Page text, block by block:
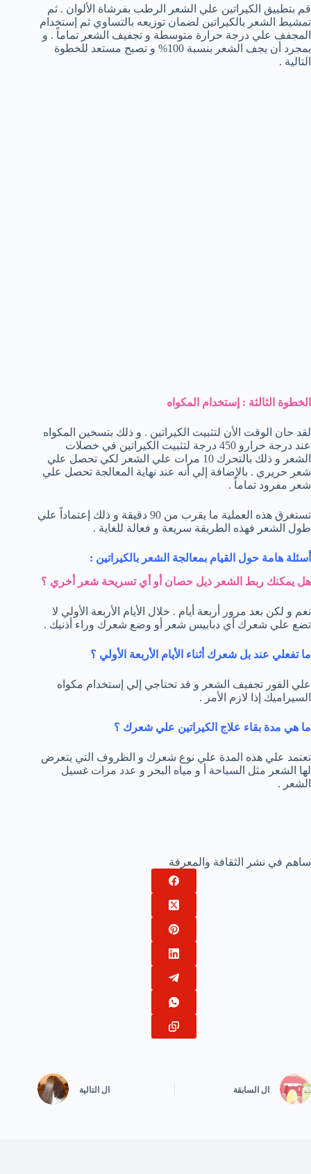
قم بتطبيق الكيراتين علي الشعر الرطب بفرشاة الألوان . ثم
تمشيط الشعر بالكيراتين لضمان توزيعه بالتساوي ثم إستخدام
المجفف علي درجة حرارة متوسطة و تجفيف الشعر تماماً . و
بمجرد أن يجف الشعر بنسبة 100% و تصبح مستعد للخطوة
التالية .
الخطوة الثالثة : إستخدام المكواه
لقد حان الوقت الأن لتثبيت الكيراتين . و ذلك بتسخين المكواه
عند درجة حرارو 450 درجة لتثبيت الكيراتين في خصلات
الشعر و ذلك بالتحرك 10 مرات علي الشعر لكي تحصل علي
شعر حريري . بالإضافة إلي أنه عند نهاية المعالجة تحصل علي
شعر مفرود تماماً .
تستغرق هذه العملية ما يقرب من 90 دقيقة و ذلك إعتماداً علي
طول الشعر فهذه الطريقة سريعة و فعالة للغاية .
أسئلة هامة حول القيام بمعالجة الشعر بالكيراتين :
هل يمكنك ربط الشعر ذيل حصان أو أي تسريحة شعر أخري ؟
نعم و لكن بعد مرور أربعة أيام . خلال الأيام الأربعة الأولي لا
تضع علي شعرك أي دبابيس شعر أو وضع شعرك وراء أذنيك .
ما تفعلي عند بل شعرك أثناء الأيام الأربعة الأولي ؟
علي الفور تجفيف الشعر و قد تحتاجي إلي إستخدام مكواه
السيراميك إذا لازم الأمر .
ما هي مدة بقاء علاج الكيراتين علي شعرك ؟
تعتمد علي هذه المدة علي نوع شعرك و الظروف التي يتعرض
لها الشعر مثل السباحة أ و مياه البحر و عدد مرات غسيل
الشعر .
ساهم في نشر الثقافة والمعرفة
ال السابقة ال التالية